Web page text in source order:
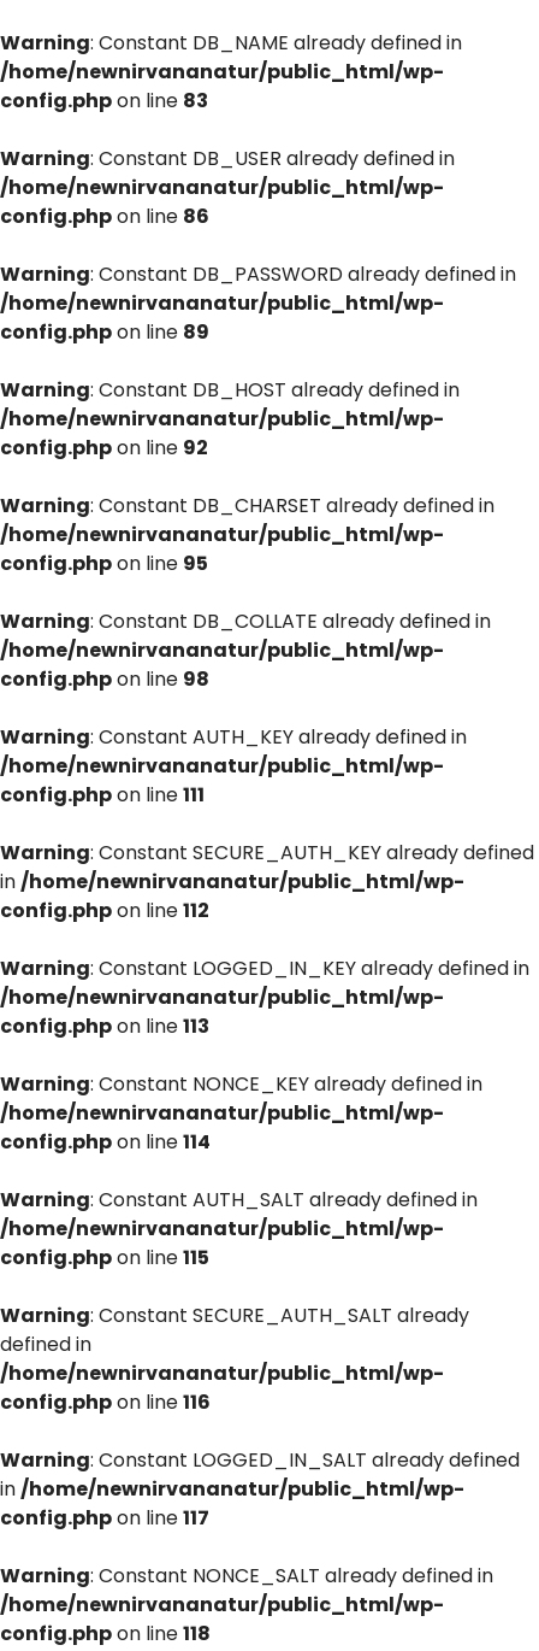
Warning: Constant DB_NAME already defined in
/home/newnirvananatur/public_html/wp-
config.phpon line 83
Warning: Constant DB_USER already defined in
/home/newnirvananatur/public_html/wp-
config.phpon line 86
Warning: Constant DB_PASSWORD already defined in
/home/newnirvananatur/public_html/wp-
config.phpon line 89
Warning: Constant DB_HOST already defined in
/home/newnirvananatur/public_html/wp-
config.phpon line 92
Warning: Constant DB_CHARSET already defined in
/home/newnirvananatur/public_html/wp-
config.phpon line 95
Warning: Constant DB_COLLATE already defined in
/home/newnirvananatur/public_html/wp-
config.phpon line 98
Warning: Constant AUTH_KEY already defined in
/home/newnirvananatur/public_html/wp-
config.phpon line111
Warning: Constant SECURE_AUTH_KEY already defined
in/home/newnirvananatur/public_html/wp-
config.phpon line112
Warning: Constant LOGGED_IN_KEY already defined in
/home/newnirvananatur/public_html/wp-
config.phpon line113
Warning: Constant NONCE_KEY already defined in
/home/newnirvananatur/public_html/wp-
config.phpon line114
Warning: Constant AUTH_SALT already defined in
/home/newnirvananatur/public_html/wp-
config.phpon line115
Warning: Constant SECURE_AUTH_SALT already
defined in
/home/newnirvananatur/public_html/wp-
config.phpon line116
Warning: Constant LOGGED_IN_SALT already defined
in/home/newnirvananatur/public_html/wp-
config.phpon line117
Warning: Constant NONCE_SALT already defined in
/home/newnirvananatur/public_html/wp-
config.phpon line118